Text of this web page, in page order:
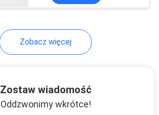
Zobacz więcej
Zostaw wiadomość
Oddzwonimy wkrótce!